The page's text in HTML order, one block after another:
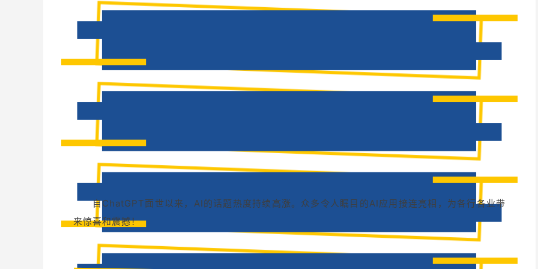
自ChatGPT面世以来，AI的话题热度持续高涨。众多令人瞩目的AI应用接连亮相，为各行各业带
来惊喜和震撼！